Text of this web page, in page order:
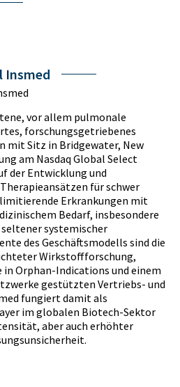
Insmed
vor allem pulmonale
forschungsgetriebenes
mit Sitz in Bridgewater, New
am Nasdaq Global Select
der Entwicklung und
für schwer
Erkrankungen mit
Bedarf, insbesondere
seltener systemischer
des Geschäftsmodells sind die
Wirkstoffforschung,
Orphan-Indications und einem
gestützten Vertriebs- und
fungiert damit als
im globalen Biotech-Sektor
aber auch erhöhter